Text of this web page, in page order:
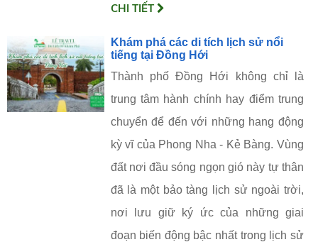
CHI TIẾT
Khám phá các di tích lịch sử nổi
tiếng tại Đồng Hới
Thành phố Đồng Hới không chỉ là
trung tâm hành chính hay điểm trung
chuyển để đến với những hang động
kỳ vĩ của Phong Nha - Kẻ Bàng. Vùng
đất nơi đầu sóng ngọn gió này tự thân
đã là một bảo tàng lịch sử ngoài trời,
nơi lưu giữ ký ức của những giai
đoạn biến động bậc nhất trong lịch sử